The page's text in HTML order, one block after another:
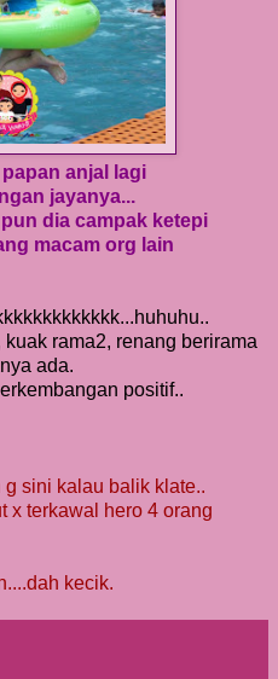
anjal lagi
jayanya...
dia campak ketepi
macam org lain
rama2, renang berirama
ada.
positif..
sini kalau balik klate..
x terkawal hero 4 orang
kecik.